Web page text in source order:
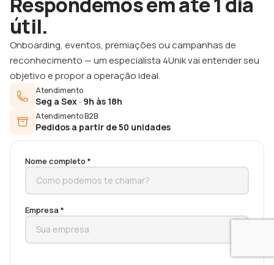
útil.
Onboarding, eventos, premiações ou campanhas de
reconhecimento — um especialista 4Unik vai entender seu
objetivo e propor a operação ideal.
Atendimento
Seg a Sex · 9h às 18h
Atendimento B2B
Pedidos a partir de 50 unidades
Nome completo *
Empresa *